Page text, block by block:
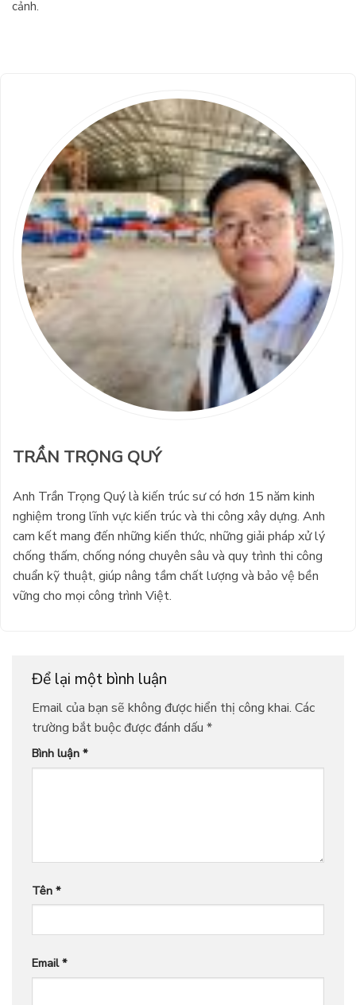
cảnh.
TRẦN TRỌNG QUÝ
Anh Trần Trọng Quý là kiến trúc sư có hơn 15 năm kinh
nghiệm trong lĩnh vực kiến trúc và thi công xây dựng. Anh
cam kết mang đến những kiến thức, những giải pháp xử lý
chống thấm, chống nóng chuyên sâu và quy trình thi công
chuẩn kỹ thuật, giúp nâng tầm chất lượng và bảo vệ bền
vững cho mọi công trình Việt.
Để lại một bình luận
Email của bạn sẽ không được hiển thị công khai. Các
trường bắt buộc được đánh dấu *
Bình luận *
Tên *
Email*